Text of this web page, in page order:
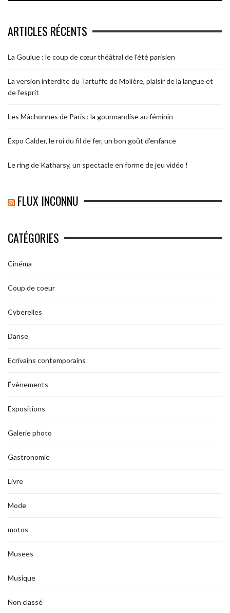
ARTICLES RÉCENTS
La Goulue : le coup de cœur théâtral de l’été parisien
La version interdite du Tartuffe de Molière, plaisir de la langue et
de l’esprit
Les Mâchonnes de Paris : la gourmandise au féminin
Expo Calder, le roi du fil de fer, un bon goût d’enfance
Le ring de Katharsy, un spectacle en forme de jeu vidéo !
FLUX INCONNU
CATÉGORIES
Cinéma
Coup de coeur
Cyberelles
Danse
Ecrivains contemporains
Évènements
Expositions
Galerie photo
Gastronomie
Livre
Mode
motos
Musees
Musique
Non classé